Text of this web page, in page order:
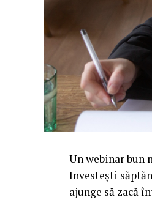
Un webinar bun
Investești
ajunge să zacă